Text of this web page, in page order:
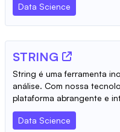
Data Science
STRING
String é uma ferramenta
análise. Com nossa
plataforma abrangente e
Data Science